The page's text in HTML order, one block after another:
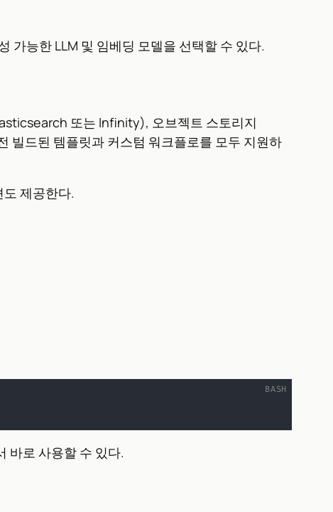
능한 LLM 및 임베딩 모델을 선택할 수 있다.
또는 Infinity), 오브젝트 스토리지
빌드된 템플릿과 커스텀 워크플로를 모두 지원하
제공한다.
바로 사용할 수 있다.